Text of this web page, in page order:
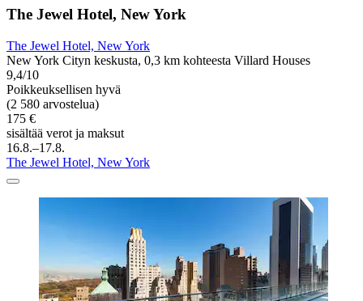
The Jewel Hotel, New York
The Jewel Hotel, New York
New York Cityn keskusta, 0,3 km kohteesta Villard Houses
9,4/10
Poikkeuksellisen hyvä
(2 580 arvostelua)
175 €
sisältää verot ja maksut
16.8.–17.8.
The Jewel Hotel, New York